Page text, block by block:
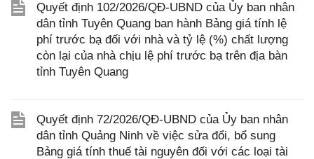
Quyết định 102/2026/QĐ-UBND của Ủy ban nhân
dân tỉnh Tuyên Quang ban hành Bảng giá tính lệ
phí trước bạ đối với nhà và tỷ lệ (%) chất lượng
còn lại của nhà chịu lệ phí trước bạ trên địa bàn
tỉnh Tuyên Quang
Quyết định 72/2026/QĐ-UBND của Ủy ban nhân
dân tỉnh Quảng Ninh về việc sửa đổi, bổ sung
Bảng giá tính thuế tài nguyên đối với các loại tài